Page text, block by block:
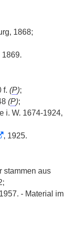
1868;
1869.
f. (P);
(P);
i. W. 1674-1924,
, 1925.
stammen aus
- Material im